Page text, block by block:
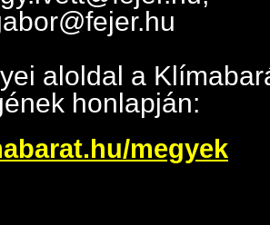
aloldal a
honlapján:
megyek